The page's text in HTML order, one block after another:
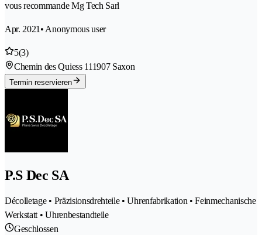
vous recommande Mg Tech Sarl
Apr. 2021 • Anonymous user
5(3)
Chemin des Quiess 111907 Saxon
Termin reservieren
P.S Dec SA
Décolletage • Präzisionsdrehteile • Uhrenfabrikation • Feinmechanische
Werkstatt • Uhrenbestandteile
Geschlossen